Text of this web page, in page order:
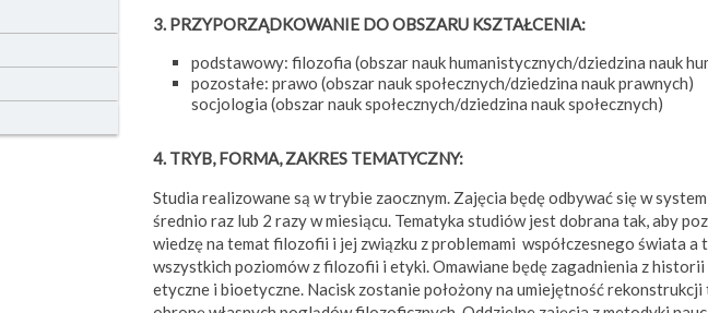
3. PRZYPORZĄDKOWANIE DO OBSZARU KSZTAŁCENIA:
podstawowy: filozofia (obszar nauk humanistycznych/dziedzina nauk
pozostałe: prawo (obszar nauk społecznych/dziedzina nauk prawnych)
socjologia (obszar nauk społecznych/dziedzina nauk społecznych)
4. TRYB, FORMA, ZAKRES TEMATYCZNY:
Studia realizowane są w trybie zaocznym. Zajęcia będę odbywać się w
średnio raz lub 2 razy w miesiącu. Tematyka studiów jest dobrana tak, aby
wiedzę na temat filozofii i jej związku z problemami współczesnego świata a
wszystkich poziomów z filozofii i etyki. Omawiane będę zagadnienia z
etyczne i bioetyczne. Nacisk zostanie położony na umiejętność